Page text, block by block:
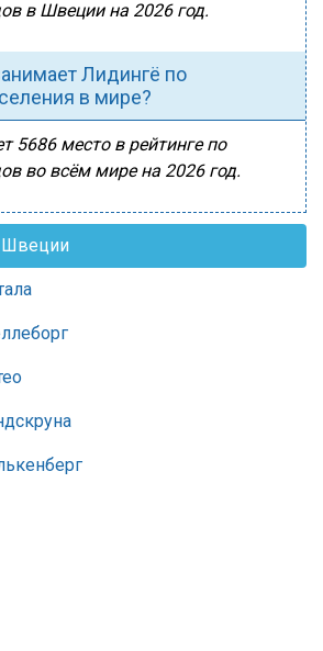
в Швеции на 2026 год.
Лидингё по
в мире?
5686 место в рейтинге по
во всём мире на 2026 год.
Швеции